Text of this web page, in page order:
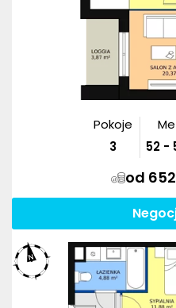
Pokoje
3
52 -
od 652